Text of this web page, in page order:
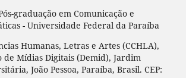
graduação em Comunicação e
- Universidade Federal da Paraíba
Humanas, Letras e Artes (CCHLA),
de Mídias Digitais (Demid), Jardim
João Pessoa, Paraíba, Brasil. CEP: